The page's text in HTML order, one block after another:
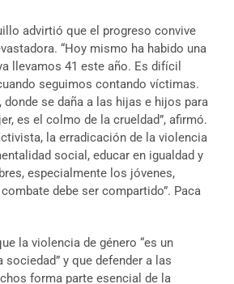
advirtió que el progreso convive
“Hoy mismo ha habido una
llevamos 41 este año. Es difícil
seguimos contando víctimas.
donde se daña a las hijas e hijos para
es el colmo de la crueldad”, afirmó.
la erradicación de la violencia
social, educar en igualdad y
especialmente los jóvenes,
debe ser compartido”. Paca
la violencia de género “es un
sociedad” y que defender a las
forma parte esencial de la